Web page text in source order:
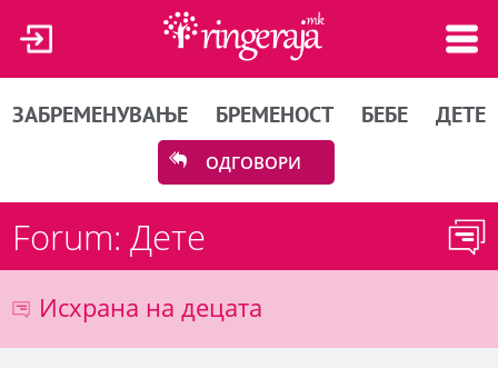
ЗАБРЕМЕНУВАЊЕ БРЕМЕНОСТ БЕБЕ ДЕТЕ
ОДГОВОРИ
Forum: Дете
Исхрана на децата